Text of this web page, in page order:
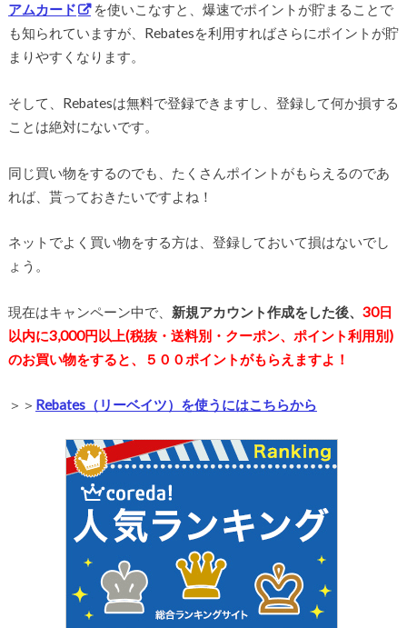
アムカード
を使いこなすと、爆速でポイントが貯まることで
も知られていますが、Rebatesを利用すればさらにポイントが貯
まりやすくなります。
そして、Rebatesは無料で登録できますし、登録して何か損する
ことは絶対にないです。
同じ買い物をするのでも、たくさんポイントがもらえるのであ
れば、貰っておきたいですよね！
ネットでよく買い物をする方は、登録しておいて損はないでし
ょう。
現在はキャンペーン中で、 新規アカウント作成をした後、 30日
以内に3,000円以上(税抜・送料別・クーポン、ポイント利用別)
のお買い物をすると、５００ポイントがもらえますよ！
＞＞ Rebates（リーベイツ）を使うにはこちらから